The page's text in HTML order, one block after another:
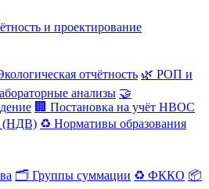
и проектирование
отчётность 🌿 РОП и
анализы 🤝
🏢 Постановка на учёт НВОС
(НДВ) ♻️ Нормативы образования
🗂️ Группы суммации ♻️ ФККО 📦